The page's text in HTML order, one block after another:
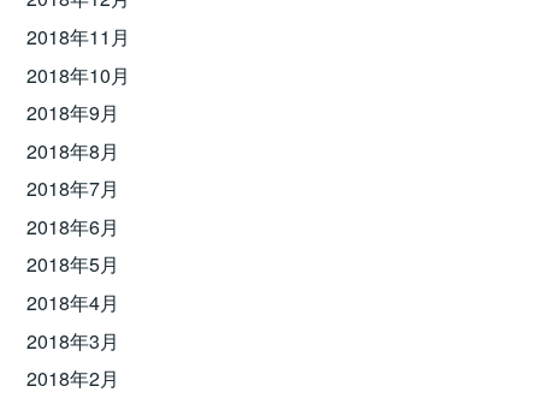
2018年11月
2018年10月
2018年9月
2018年8月
2018年7月
2018年6月
2018年5月
2018年4月
2018年3月
2018年2月